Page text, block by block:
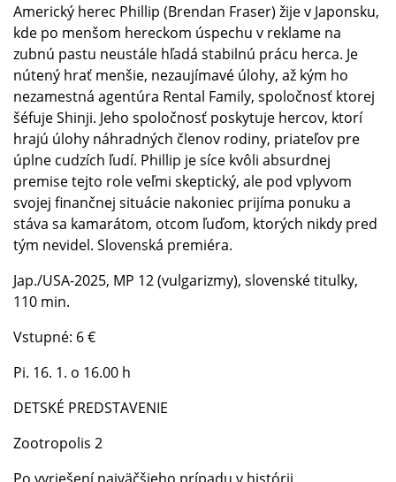
Americký herec Phillip (Brendan Fraser) žije v Japonsku,
kde po menšom hereckom úspechu v reklame na
zubnú pastu neustále hľadá stabilnú prácu herca. Je
nútený hrať menšie, nezaujímavé úlohy, až kým ho
nezamestná agentúra Rental Family, spoločnosť ktorej
šéfuje Shinji. Jeho spoločnosť poskytuje hercov, ktorí
hrajú úlohy náhradných členov rodiny, priateľov pre
úplne cudzích ľudí. Phillip je síce kvôli absurdnej
premise tejto role veľmi skeptický, ale pod vplyvom
svojej finančnej situácie nakoniec prijíma ponuku a
stáva sa kamarátom, otcom ľuďom, ktorých nikdy pred
tým nevidel. Slovenská premiéra.
Jap./USA-2025, MP 12 (vulgarizmy), slovenské titulky,
110 min.
Vstupné: 6 €
Pi. 16. 1. o 16.00 h
DETSKÉ PREDSTAVENIE
Zootropolis 2